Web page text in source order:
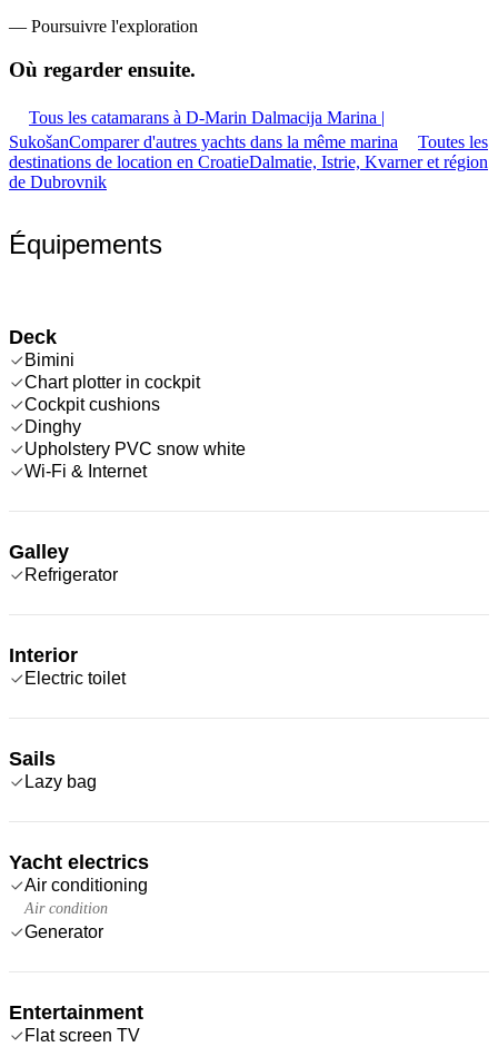
— Poursuivre l'exploration
Où regarder ensuite.
Tous les catamarans à D-Marin Dalmacija Marina |
SukošanComparer d'autres yachts dans la même marina
Toutes les
destinations de location en CroatieDalmatie, Istrie, Kvarner et région
de Dubrovnik
Équipements
Deck
Bimini
Chart plotter in cockpit
Cockpit cushions
Dinghy
Upholstery PVC snow white
Wi-Fi & Internet
Galley
Refrigerator
Interior
Electric toilet
Sails
Lazy bag
Yacht electrics
Air conditioning
Air condition
Generator
Entertainment
Flat screen TV